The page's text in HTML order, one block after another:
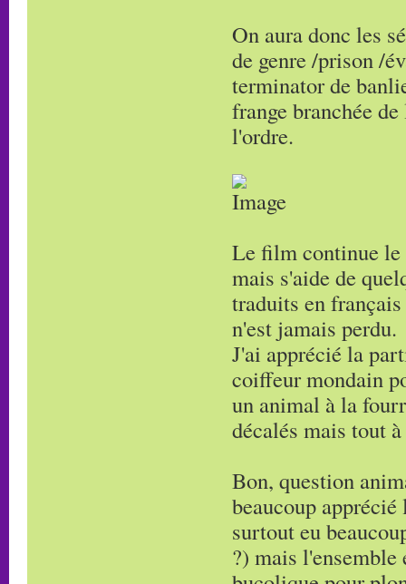
On aura donc les
de genre /prison /
terminator de
frange branchée
l'ordre.
Le film continue le
mais s'aide de
traduits en
n'est jamais perdu.
J'ai apprécié la
coiffeur mondain
un animal à la
décalés mais tout
Bon, question
beaucoup
surtout eu
?) mais l'ensemble